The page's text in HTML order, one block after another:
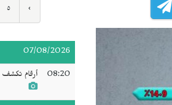
٥ ›
07/08/2026
08:20 أرقام تكشف